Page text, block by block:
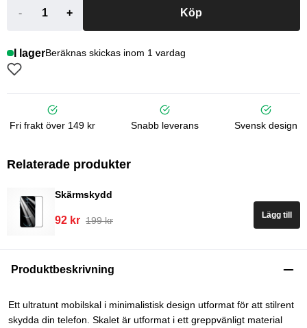
- + Köp
I lagerBeräknas skickas inom 1 vardag
Fri frakt över 149 kr Snabb leverans Svensk design
Relaterade produkter
Skärmskydd
92 kr 199 kr
Lägg till
Produktbeskrivning
Ett ultratunt mobilskal i minimalistisk design utformat för att stilrent
skydda din telefon. Skalet är utformat i ett greppvänligt material